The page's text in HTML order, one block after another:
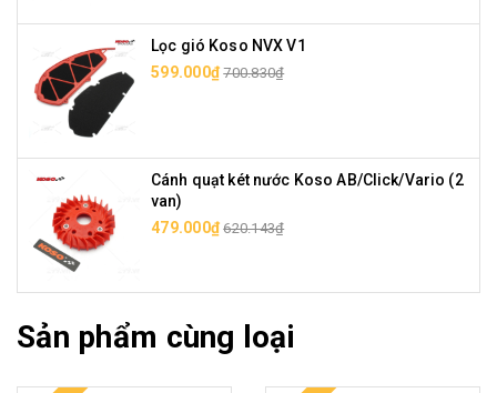
Lọc gió Koso NVX V1
599.000₫ 700.830₫
Cánh quạt két nước Koso AB/Click/Vario (2
van)
479.000₫ 620.143₫
Sản phẩm cùng loại